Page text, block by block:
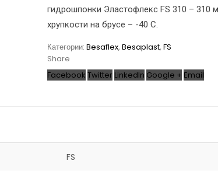
гидрошпонки Эластофлекс FS 310 – 310
хрупкости на брусе – -40 С.
Категории: Besaflex, Besaplast, FS
Share
Facebook Twitter LinkedIn Google + Email
FS